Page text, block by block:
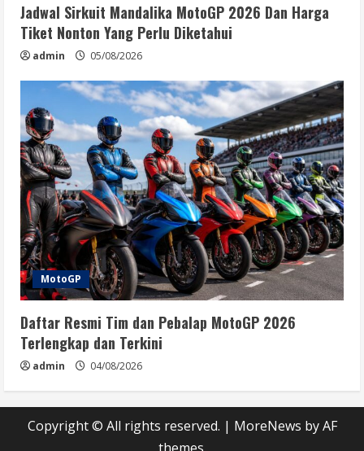
Jadwal Sirkuit Mandalika MotoGP 2026 Dan Harga
Tiket Nonton Yang Perlu Diketahui
admin 05/08/2026
MotoGP
Daftar Resmi Tim dan Pebalap MotoGP 2026
Terlengkap dan Terkini
admin 04/08/2026
Copyright © All rights reserved. | MoreNews by AF